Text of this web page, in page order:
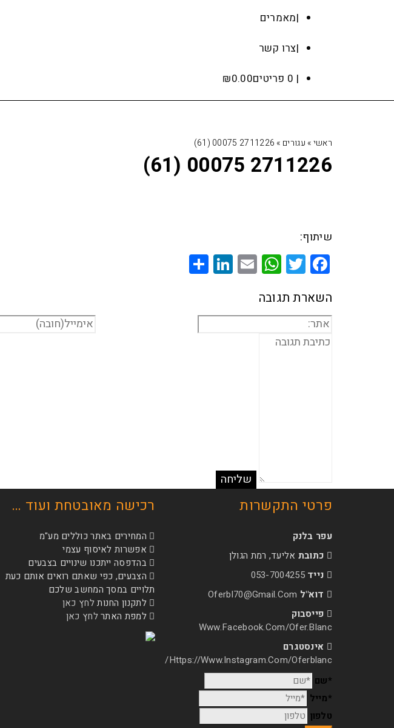
מאמרים
צרו קשר
0 פריטים
₪0.00
ראשי» עגורים »
2711226 00075 (61)
2711226 00075 (61)
שיתוף:
Facebook
Twitter
WhatsApp
Email
LinkedIn
השארת תגובה
רכישה מאובטחת ועוד …
המחירים באתר כוללים מע"מ
אפשרות לאיסוף עצמי
בהדפסה ייתכנו שינויים בצבעים
הצבעים, כפי שאתם רואים אותם כעת
תלויים במסך המחשב שלכם
לתקנון החנותלחץ כאן
למפת האתרלחץ כאן
פרטי התקשרות
עפר בלנק
כתובת אליעד, רמת הגולן
נייד 053-7004255
דוא"ל Oferbl70@Gmail.Com
פייסבוק
Www.facebook.com/ofer.blanc
אינסטגרם
Https://www.instagram.com/oferblanc/
*שם
*מייל
טלפון